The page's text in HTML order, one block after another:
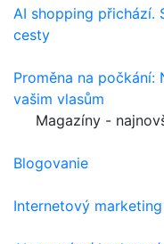
AI shopping přichází.
cesty
Proměna na
vašim vlasům
Magazíny -
Blogovanie
Internetový